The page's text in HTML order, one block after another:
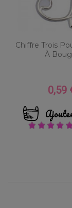
Chiffre Trois
À
Prix
0,59